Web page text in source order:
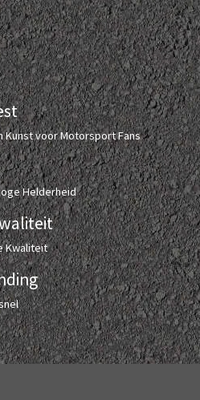
Kunst voor Motorsport Fans
Helderheid
Kwaliteit